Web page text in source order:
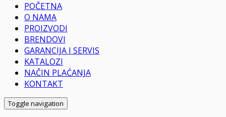
POČETNA
O NAMA
PROIZVODI
BRENDOVI
GARANCIJA I SERVIS
KATALOZI
NAČIN PLAĆANJA
KONTAKT
Toggle navigation